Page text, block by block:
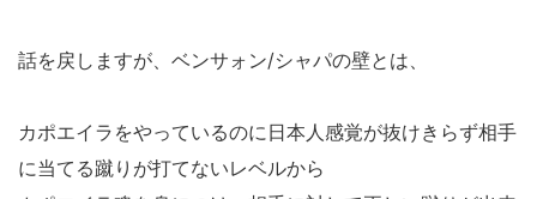
話を戻しますが、ベンサォン/シャパの壁とは、
カポエイラをやっているのに日本人感覚が抜けきらず相手
に当てる蹴りが打てないレベルから